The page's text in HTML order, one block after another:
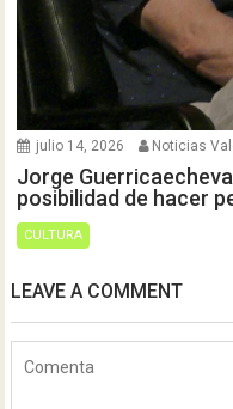
julio 14, 2026 Noticias
Jorge
posibilidad de hacer
CULTURA
LEAVE A COMMENT